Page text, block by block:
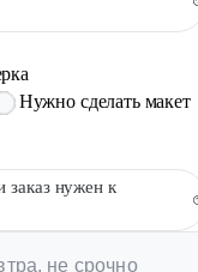
Нужно сделать макет
заказ нужен к